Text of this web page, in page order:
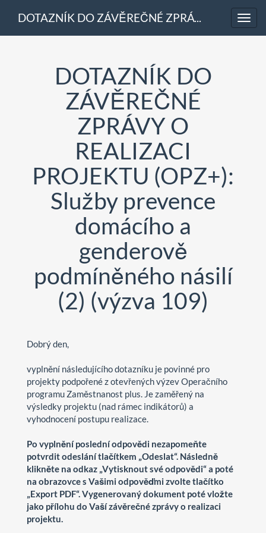
DOTAZNÍK DO
ZÁVĚREČNÉ
ZPRÁVY O
REALIZACI
PROJEKTU (OPZ+):
Služby prevence
domácího a
genderově
podmíněného násilí
(2) (výzva 109)
Dobrý den,
vyplnění následujícího dotazníku je povinné pro
projekty podpořené z otevřených výzev Operačního
programu Zaměstnanost plus. Je zaměřený na
výsledky projektu (nad rámec indikátorů) a
vyhodnocení postupu realizace.
Po vyplnění poslední odpovědi nezapomeňte
potvrdit odeslání tlačítkem „Odeslat“. Následně
klikněte na odkaz „Vytisknout své odpovědi“ a poté
na obrazovce s Vašimi odpověďmi zvolte tlačítko
„Export PDF“. Vygenerovaný dokument poté vložte
jako přílohu do Vaší závěrečné zprávy o realizaci
projektu.